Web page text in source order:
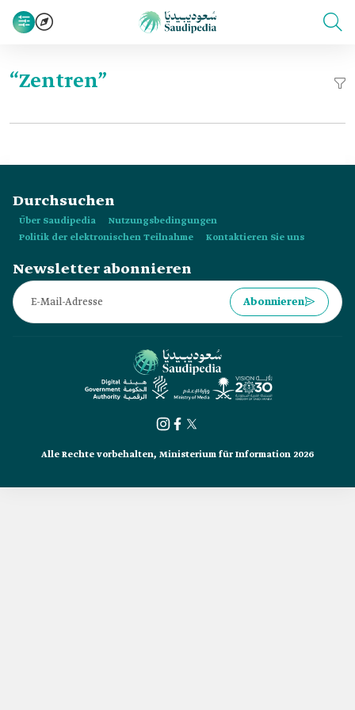
“Zentren”
Durchsuchen
Über Saudipedia
Nutzungsbedingungen
Politik der elektronischen Teilnahme
Kontaktieren Sie uns
Newsletter abonnieren
Abonnieren
Alle Rechte vorbehalten, Ministerium für Information 2026